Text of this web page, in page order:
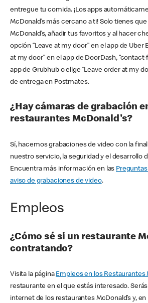
entregue tu comida. ¡Los apps
McDonald’s más cercano a ti! Solo tienes
McDonald’s, añadir tus favoritos y al hacer
opción “Leave at my door” en el app de Uber
at my door” en el app de DoorDash, “contact-
app de Grubhub o elige “Leave order at my
de entrega en Postmates.
¿Hay cámaras de grabación
restaurantes McDonald's?
Sí, hacemos grabaciones de video con la
nuestro servicio, la seguridad y el desarrollo
Encuentra más información en las
aviso de grabaciones de video.
Empleos
¿Cómo sé si un restaurante
contratando?
Visita la página Empleos en los Restaurantes
restaurante en el que estás interesado.
internet de los restaurantes McDonald’s y,